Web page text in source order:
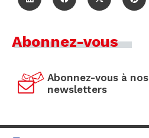
Abonnez-vous
Abonnez-vous à nos
newsletters